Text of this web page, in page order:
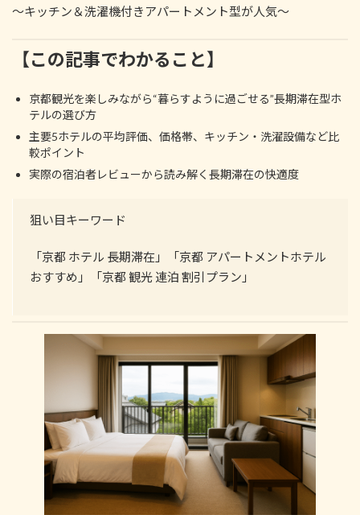
～キッチン＆洗濯機付きアパートメント型が人気～
【この記事でわかること】
京都観光を楽しみながら“暮らすように過ごせる”長期滞在型ホ
テルの選び方
主要5ホテルの平均評価、価格帯、キッチン・洗濯設備など比
較ポイント
実際の宿泊者レビューから読み解く長期滞在の快適度
狙い目キーワード
「京都 ホテル 長期滞在」「京都 アパートメントホテル
おすすめ」「京都 観光 連泊 割引プラン」